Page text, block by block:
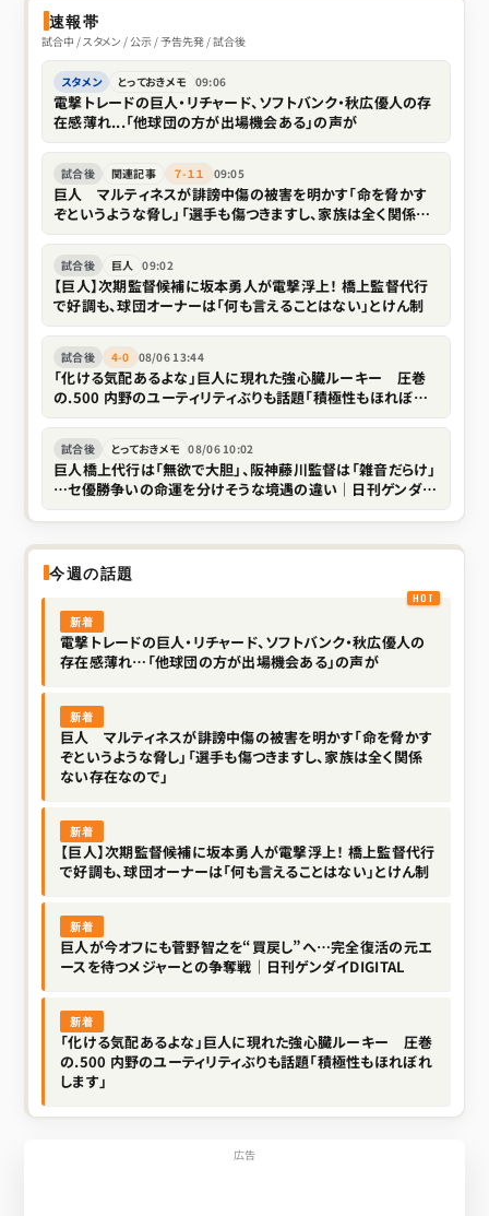
速報帯
試合中 / スタメン / 公示 / 予告先発 / 試合後
スタメン とっておきメモ 09:06
電撃トレードの巨人・リチャード、ソフトバンク・秋広優人の存
在感薄れ...「他球団の方が出場機会ある」の声が
試合後 関連記事 ７-１１ 09:05
巨人 マルティネスが誹謗中傷の被害を明かす「命を脅かす
ぞというような脅し」「選手も傷つきますし、家族は全く関係な
試合後 巨人 09:02
【巨人】次期監督候補に坂本勇人が電撃浮上！ 橋上監督代行
で好調も、球団オーナーは「何も言えることはない」とけん制
試合後 4-0 08/06 13:44
「化ける気配あるよな」巨人に現れた強心臓ルーキー 圧巻
の.500 内野のユーティリティぶりも話題「積極性もほれぼれ
試合後 とっておきメモ 08/06 10:02
巨人橋上代行は「無欲で大胆」、阪神藤川監督は「雑音だらけ」
…セ優勝争いの命運を分けそうな境遇の違い｜日刊ゲンダイ
今週の話題
新着
電撃トレードの巨人・リチャード、ソフトバンク・秋広優人の
存在感薄れ…「他球団の方が出場機会ある」の声が
新着
巨人 マルティネスが誹謗中傷の被害を明かす「命を脅かす
ぞというような脅し」「選手も傷つきますし、家族は全く関係
ない存在なので」
新着
【巨人】次期監督候補に坂本勇人が電撃浮上！ 橋上監督代行
で好調も、球団オーナーは「何も言えることはない」とけん制
新着
巨人が今オフにも菅野智之を“買戻し”へ…完全復活の元エ
ースを待つメジャーとの争奪戦｜日刊ゲンダイDIGITAL
新着
「化ける気配あるよな」巨人に現れた強心臓ルーキー 圧巻
の.500 内野のユーティリティぶりも話題「積極性もほれぼれ
します」
広告